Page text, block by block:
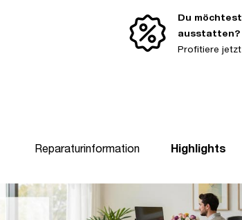
Du
ausstatten?
Profitiere jetzt
Reparaturinformation Highlights